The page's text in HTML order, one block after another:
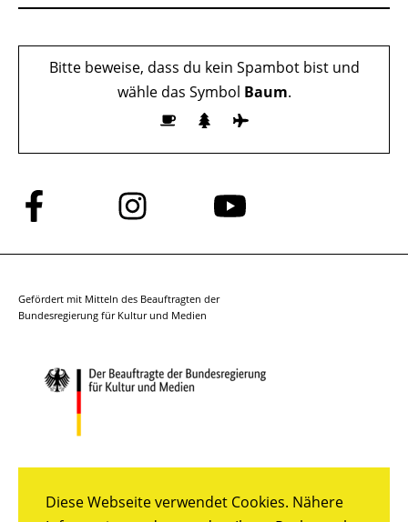
Diese Webseite verwendet Cookies. Nähere
Bitte beweise, dass du kein Spambot bist und
wähle das Symbol Baum.
Folge
uns
auf
Folge
uns
auf
Folge
auf
Gefördert mit Mitteln des Beauftragten der
Bundesregierung für Kultur und Medien